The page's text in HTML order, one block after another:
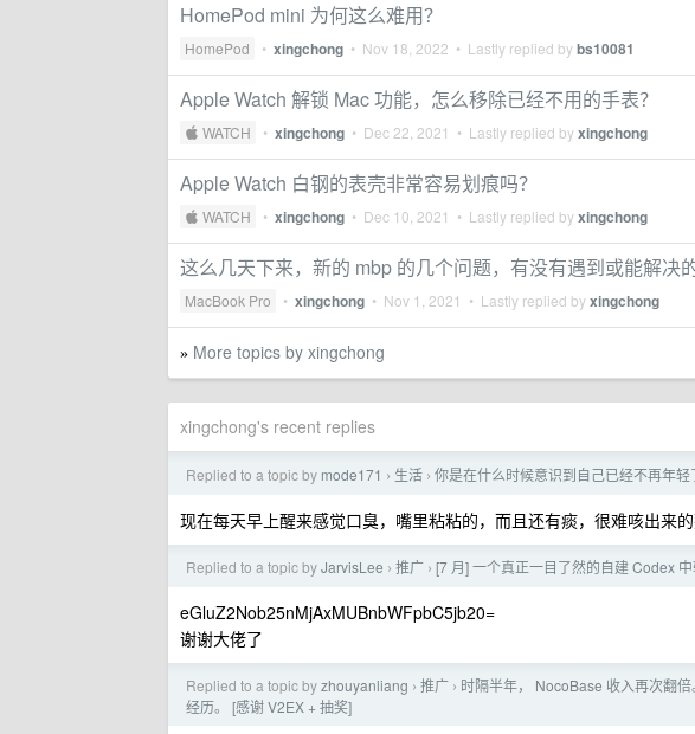
HomePod mini 为何这么难用？
HomePod • xingchong • Nov 18, 2022 • Lastly replied bybs10081
Apple Watch 解锁 Mac 功能，怎么移除已经不用的手表？
 WATCH • xingchong • Dec 22, 2021 • Lastly replied byxingchong
Apple Watch 白钢的表壳非常容易划痕吗？
 WATCH • xingchong • Dec 10, 2021 • Lastly replied byxingchong
这么几天下来，新的 mbp 的几个问题，有没有遇到或能解决
MacBook Pro • xingchong • Nov 1, 2021 • Lastly replied byxingchong
» More topics by xingchong
xingchong's recent replies
Replied to a topic by mode171 › 生活 › 你是在什么时候意识到自己已经不再年轻
现在每天早上醒来感觉口臭，嘴里粘粘的，而且还有痰，很难咳出来
Replied to a topic byJarvisLee › 推广 › [7 月] 一个真正一目了然的自建 Codex
eGluZ2Nob25nMjAxMUBnbWFpbC5jb20=
谢谢大佬了
Replied to a topic byzhouyanliang › 推广 › 时隔半年， NocoBase 收入再次翻
经历。 [感谢 V2EX + 抽奖]